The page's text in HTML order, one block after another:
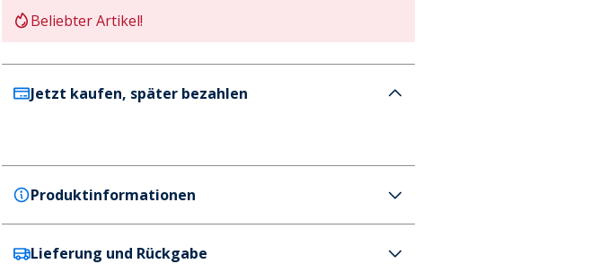
Beliebter Artikel!
Jetzt kaufen, später bezahlen
Produktinformationen
JACK & JONES
Lieferung und Rückgabe